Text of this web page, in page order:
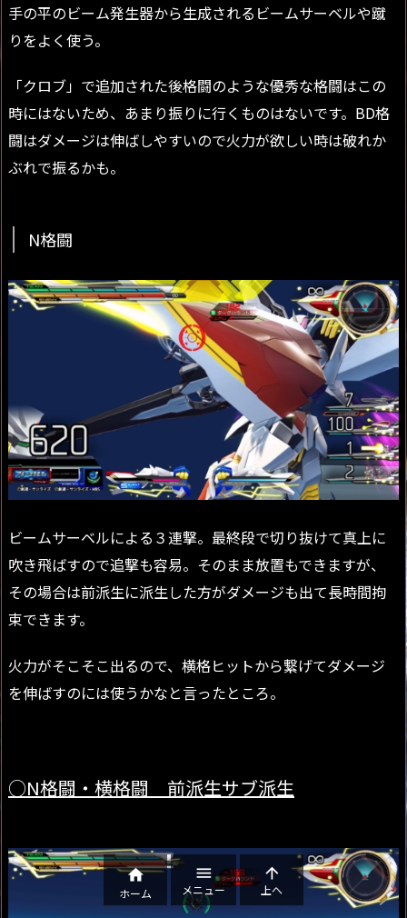
手の平のビーム発生器から生成されるビームサーベルや蹴
りをよく使う。
「クロブ」で追加された後格闘のような優秀な格闘はこの
時にはないため、あまり振りに行くものはないです。BD格
闘はダメージは伸ばしやすいので火力が欲しい時は破れか
ぶれで振るかも。
N格闘
ビームサーベルによる３連撃。最終段で切り抜けて真上に
吹き飛ばすので追撃も容易。そのまま放置もできますが、
その場合は前派生に派生した方がダメージも出て長時間拘
束できます。
火力がそこそこ出るので、横格ヒットから繋げてダメージ
を伸ばすのには使うかなと言ったところ。
○N格闘・横格闘 前派生サブ派生

ホーム

メニュー

上へ